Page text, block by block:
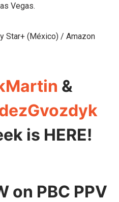
Vegas.
Star+ (México) / Amazon
&
is HERE!
on PBC PPV